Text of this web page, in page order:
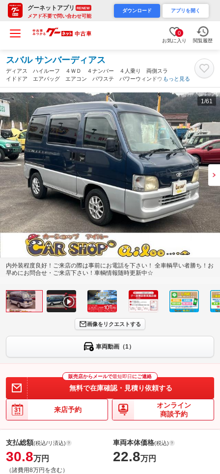
グーネットアプリ RENEW
メアド不要で問い合わせ可能
ダウンロード アプリを開く
0
お気に入り 閲覧履歴
スバル サンバーディアス
ディアス ハイルーフ ４ＷＤ ４ナンバー ４人乗り 両側スラ
イドドア エアバッグ エアコン パワステ パワーウィンドウ
１２インチアルミ（岐阜県）
もっと見る
1 /61
内外装程度良好！ご来店の際は事前にお電話を下さい！ 全車輌早い者勝ち！お
早めにお問合せ・ご来店下さい！車輌情報随時更新中☆
画像をリクエストする
車両動画（1）
販売店からメールで最短即日 にご連絡
無料で在庫確認・見積り依頼する
来店予約
オンライン
商談予約
支払総額(税込/リ済込)
30.8万円
（諸費用8万円を含む）
車両本体価格(税込)
22.8万円